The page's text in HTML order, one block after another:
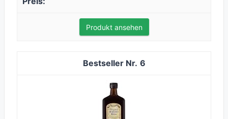
Produkt ansehen
6